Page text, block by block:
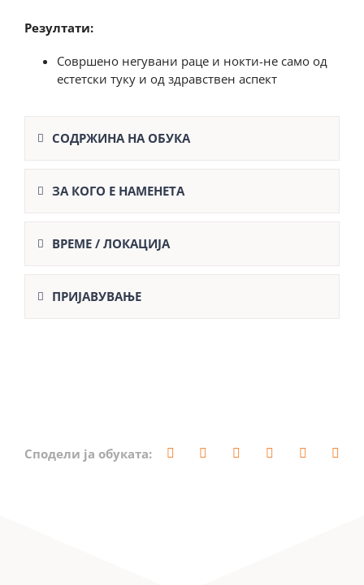
Резултати:
Совршено негувани раце и нокти-не само од
естетски туку и од здравствен аспект
СОДРЖИНА НА ОБУКА
ЗА КОГО Е НАМЕНЕТА
ВРЕМЕ / ЛОКАЦИЈА
ПРИЈАВУВАЊЕ
Сподели ја обуката: